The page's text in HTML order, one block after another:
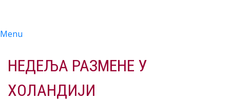
Menu
НЕДЕЉА РАЗМЕНЕ У
ХОЛАНДИЈИ